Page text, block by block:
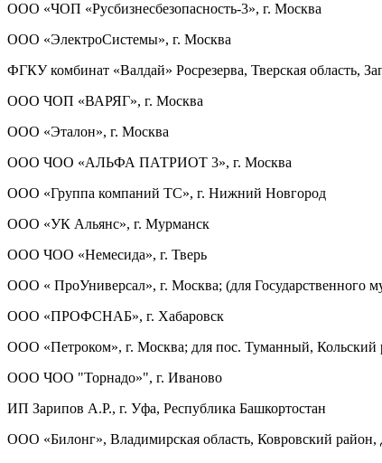
ООО «ЧОП «Русбизнесбезопасность-3», г. Москва
ООО «ЭлектроСистемы», г. Москва
ФГКУ комбинат «Валдай» Росрезерва, Тверская область,
ООО ЧОП «ВАРЯГ», г. Москва
ООО «Эталон», г. Москва
ООО ЧОО «АЛЬФА ПАТРИОТ 3», г. Москва
ООО «Группа компаний ТС», г. Нижний Новгород
ООО «УК Альянс», г. Мурманск
ООО ЧОО «Немесида», г. Тверь
ООО « ПроУниверсал», г. Москва; (для Государственного
ООО «ПРОФСНАБ», г. Хабаровск
ООО «Петроком», г. Москва; для пос. Туманный, Кольский
ООО ЧОО "Торнадо»", г. Иваново
ИП Зарипов А.Р., г. Уфа, Республика Башкортостан
ООО «Билонг», Владимирская область, Ковровский район,